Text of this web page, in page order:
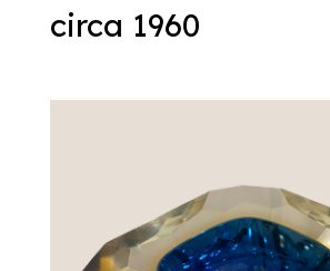
circa 1960